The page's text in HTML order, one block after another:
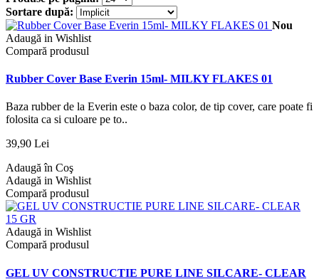
Sortare după:
Nou
Adaugă in Wishlist
Compară produsul
Rubber Cover Base Everin 15ml- MILKY FLAKES 01
Baza rubber de la Everin este o baza color, de tip cover, care poate fi
folosita ca si culoare pe to..
39,90 Lei
Adaugă în Coş
Adaugă in Wishlist
Compară produsul
Adaugă in Wishlist
Compară produsul
GEL UV CONSTRUCTIE PURE LINE SILCARE- CLEAR